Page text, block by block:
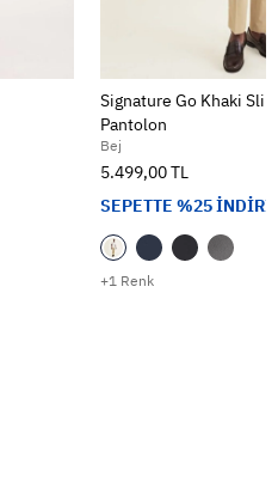
+1 Renk
Signature Go Khaki
Pantolon
Bej
5.499,00 TL
SEPETTE %25